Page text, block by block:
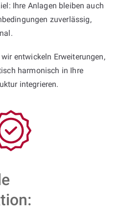
Ihre Anlagen bleiben auch
zuverlässig,
entwickeln Erweiterungen,
harmonisch in Ihre
integrieren.